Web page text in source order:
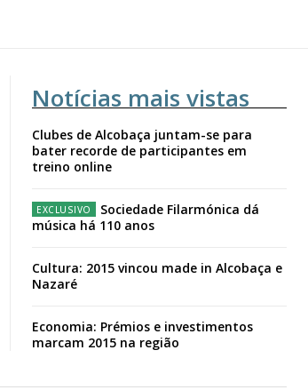
Notícias mais vistas
Clubes de Alcobaça juntam-se para
bater recorde de participantes em
treino online
Sociedade Filarmónica dá
música há 110 anos
Cultura: 2015 vincou made in Alcobaça e
Nazaré
Economia: Prémios e investimentos
marcam 2015 na região